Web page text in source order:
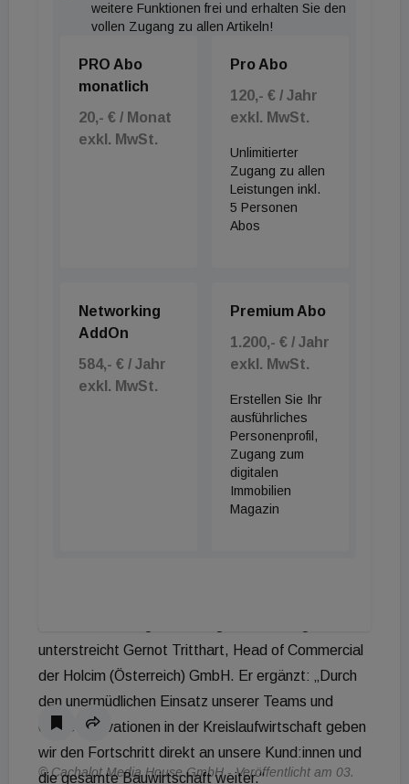
erfüllen die Kriterien der EU-Taxonomie-
Relevanz für die Gebäudeökobilanzierung
Für Branchenentscheidungsträger:innen sowie
Bauträger und Bauherren schafft die Verfügbarkeit
dieser unabhängig verifizierten Daten ein hohes
Maß an Transparenz und löst zentrale
beispielsweise für die Herstellung von
Transportbeton oder Betonfertigteilen. Wo bisher
oft nur ungenaue Industrie- oder internationale
Durchschnittswerte herangezogen werden konnten,
ermöglichen die produktspezifischen Daten nun eine
fundierte und belastbare Gebäudeökobilanzierung.
Dieser exakte Nachweis erweist sich als
wesentlicher Vorteil bei Zertifizierungssystemen wie
unterstreicht Gernot Tritthart, Head of Commercial
der Holcim (Österreich) GmbH. Er ergänzt: „Durch
den unermüdlichen Einsatz unserer Teams und
echte Innovationen in der Kreislaufwirtschaft geben
wir den Fortschritt direkt an unsere Kund:innen und
die gesamte Bauwirtschaft weiter.“
weitere Funktionen frei und erhalten Sie den
vollen Zugang zu allen Artikeln!
PRO Abo
monatlich
20,- € / Monat
exkl. MwSt.
Pro Abo
120,- € / Jahr
exkl. MwSt.
Unlimitierter
Zugang zu allen
Leistungen inkl.
5 Personen
Abos
Networking
AddOn
584,- € / Jahr
exkl. MwSt.
Premium Abo
1.200,- € / Jahr
exkl. MwSt.
Erstellen Sie Ihr
ausführliches
Personenprofil,
Zugang zum
digitalen
Immobilien
Magazin
© Cachalot Media House GmbH - Veröffentlicht am 03.